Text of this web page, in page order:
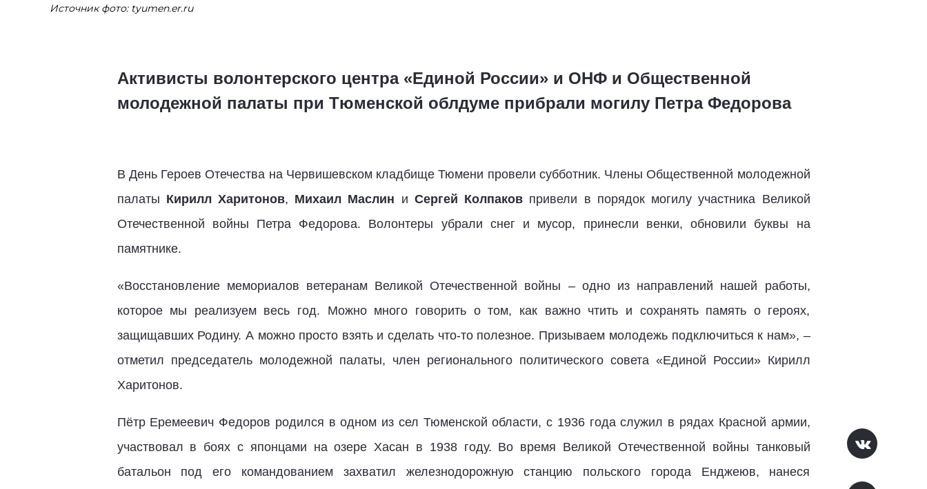
Источник фото: tyumen.er.ru
Активисты волонтерского центра «Единой России» и ОНФ и Общественной
молодежной палаты при Тюменской облдуме прибрали могилу Петра Федорова
В День Героев Отечества на Червишевском кладбище Тюмени провели субботник. Члены Общественной молодежной
палаты Кирилл Харитонов, Михаил Маслин и Сергей Колпаков привели в порядок могилу участника Великой
Отечественной войны Петра Федорова. Волонтеры убрали снег и мусор, принесли венки, обновили буквы на
памятнике.
«Восстановление мемориалов ветеранам Великой Отечественной войны – одно из направлений нашей работы,
которое мы реализуем весь год. Можно много говорить о том, как важно чтить и сохранять память о героях,
защищавших Родину. А можно просто взять и сделать что-то полезное. Призываем молодежь подключиться к нам», –
отметил председатель молодежной палаты, член регионального политического совета «Единой России» Кирилл
Харитонов.
Пётр Еремеевич Федоров родился в одном из сел Тюменской области, с 1936 года служил в рядах Красной армии,
участвовал в боях с японцами на озере Хасан в 1938 году. Во время Великой Отечественной войны танковый
батальон под его командованием захватил железнодорожную станцию польского города Енджеюв, нанеся